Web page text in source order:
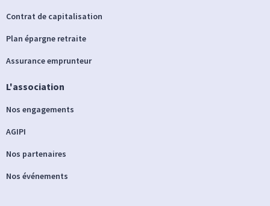
Contrat de capitalisation
Plan épargne retraite
Assurance emprunteur
L'association
Nos engagements
AGIPI
Nos partenaires
Nos événements